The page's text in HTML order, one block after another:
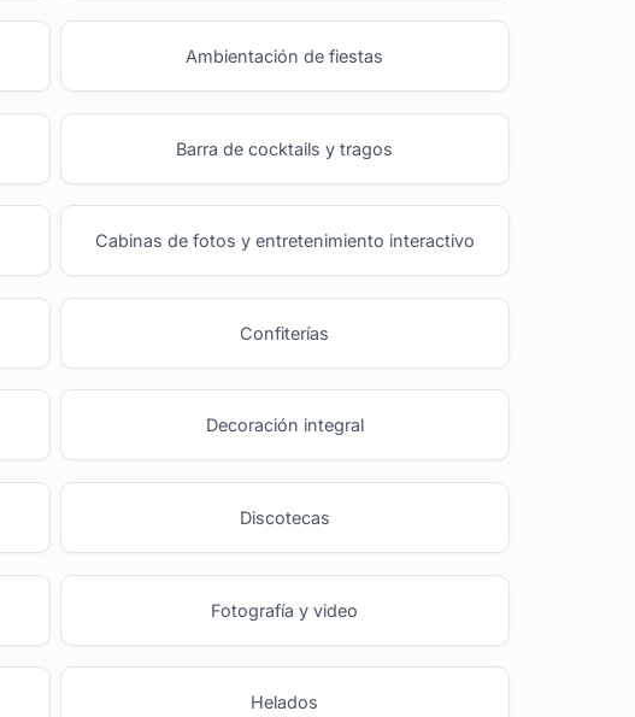
Ambientación de fiestas
Barra de cocktails y tragos
Cabinas de fotos y entretenimiento interactivo
Confiterías
Decoración integral
Discotecas
Fotografía y video
Helados